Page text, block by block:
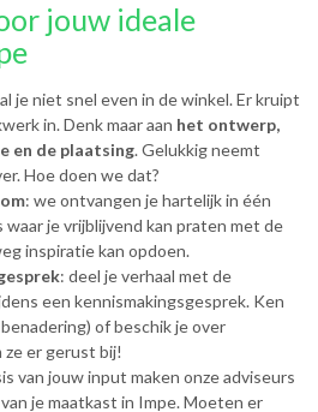
jouw ideale
je niet snel even in de winkel. Er kruipt
in. Denk maar aan het ontwerp,
en de plaatsing. Gelukkig neemt
Hoe doen we dat?
: we ontvangen je hartelijk in één
waar je vrijblijvend kan praten met de
inspiratie kan opdoen.
: deel je verhaal met de
een kennismakingsgesprek. Ken
of beschik je over
ze er gerust bij!
van jouw input maken onze adviseurs
je maatkast in Impe. Moeten er